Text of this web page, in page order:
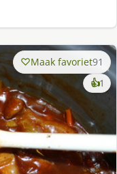
Maak favoriet91
👍1